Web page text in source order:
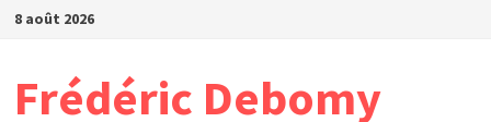
Passer
8 août 2026
Frédéric Debomy